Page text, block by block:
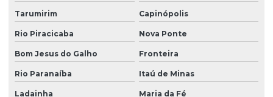
Tarumirim Capinópolis
Rio Piracicaba Nova Ponte
Bom Jesus do Galho Fronteira
Rio Paranaíba Itaú de Minas
Ladainha Maria da Fé